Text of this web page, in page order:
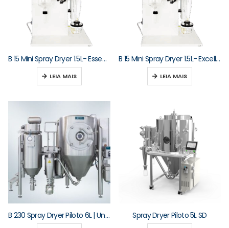
B 15 Mini Spray Dryer 1.5L- Essential | Unopex – Água
LEIA MAIS
B 15 Mini Spray Dryer 1.5L- Excellent | Unopex – Solventes Orgânicos
LEIA MAIS
B 230 Spray Dryer Piloto 6L | Unopex Spray Dryer Piloto 5L SD